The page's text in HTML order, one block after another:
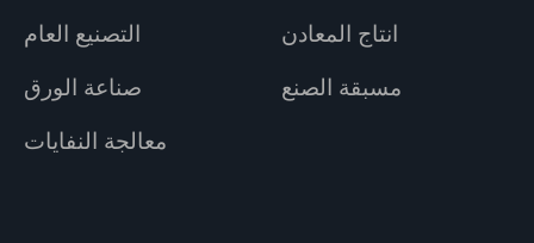
التصنيع العام
انتاج المعادن
صناعة الورق
مسبقة الصنع
معالجة النفايات